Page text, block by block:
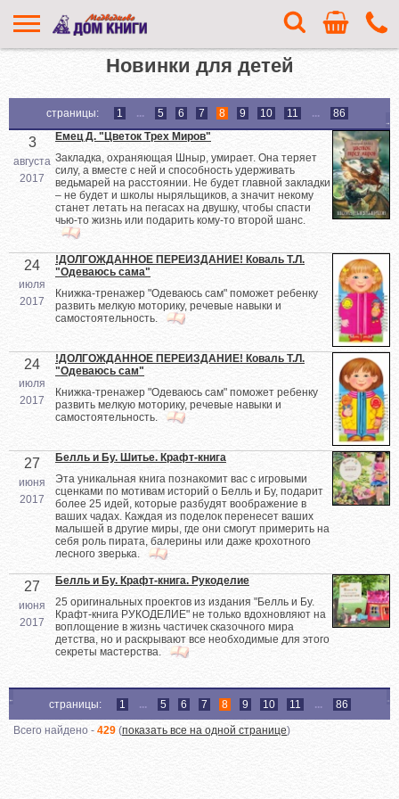
Новинки для детей
страницы: 1 ... 5 6 7 8 9 10 11 ... 86
3
августа
2017
Емец Д. "Цветок Трех Миров"
Закладка, охраняющая Шныр, умирает. Она теряет
силу, а вместе с ней и способность удерживать
ведьмарей на расстоянии. Не будет главной закладки
– не будет и школы ныряльщиков, а значит некому
станет летать на пегасах на двушку, чтобы спасти
чью-то жизнь или подарить кому-то второй шанс.
24
июля
2017
!ДОЛГОЖДАННОЕ ПЕРЕИЗДАНИЕ! Коваль Т.Л.
"Одеваюсь сама"
Книжка-тренажер "Одеваюсь сам" поможет ребенку
развить мелкую моторику, речевые навыки и
самостоятельность.
24
июля
2017
!ДОЛГОЖДАННОЕ ПЕРЕИЗДАНИЕ! Коваль Т.Л.
"Одеваюсь сам"
Книжка-тренажер "Одеваюсь сам" поможет ребенку
развить мелкую моторику, речевые навыки и
самостоятельность.
27
июня
2017
Белль и Бу. Шитье. Крафт-книга
Эта уникальная книга познакомит вас с игровыми
сценками по мотивам историй о Белль и Бу, подарит
более 25 идей, которые разбудят воображение в
ваших чадах. Каждая из поделок перенесет ваших
малышей в другие миры, где они смогут примерить на
себя роль пирата, балерины или даже крохотного
лесного зверька.
27
июня
2017
Белль и Бу. Крафт-книга. Рукоделие
25 оригинальных проектов из издания "Белль и Бу.
Крафт-книга РУКОДЕЛИЕ" не только вдохновляют на
воплощение в жизнь частичек сказочного мира
детства, но и раскрывают все необходимые для этого
секреты мастерства.
страницы: 1 ... 5 6 7 8 9 10 11 ... 86
Всего найдено - 429 (показать все на одной странице)